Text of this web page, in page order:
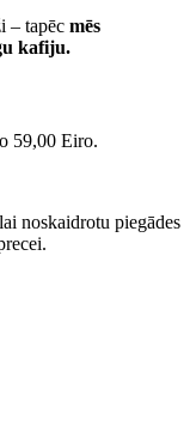
– tapēc mēs
kafiju.
59,00 Eiro.
noskaidrotu piegādes